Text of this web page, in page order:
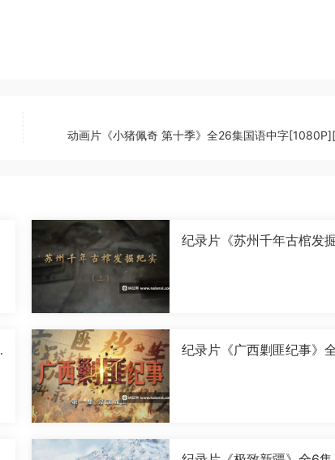
动画片《小猪佩奇 第十季》全26集国语中字
纪录片《苏州千年古棺发
纪录片《广西剿匪纪事》